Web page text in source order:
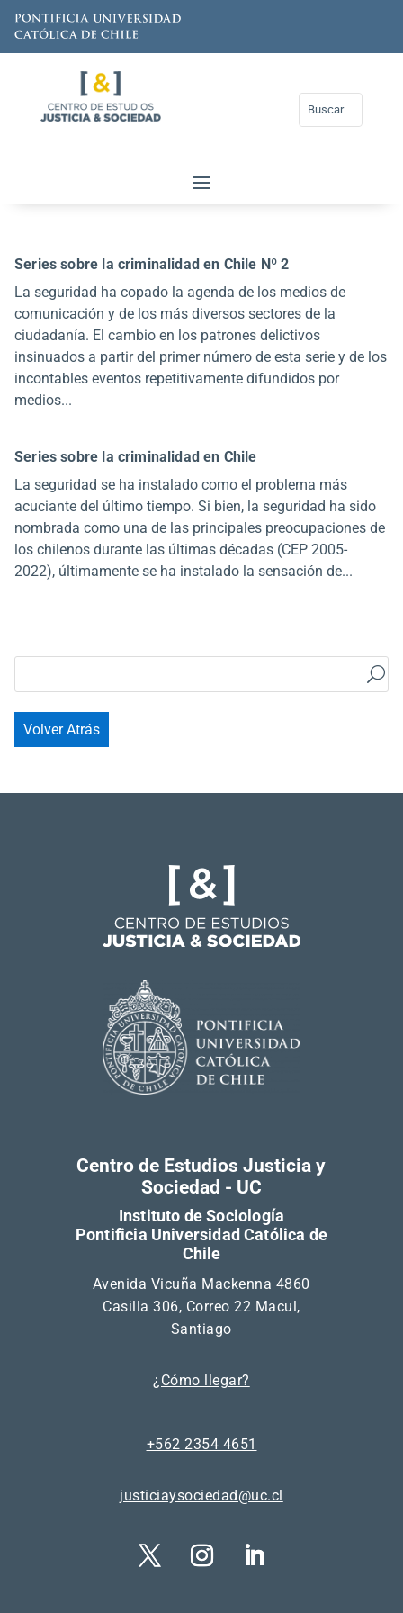
Series sobre la criminalidad en Chile Nº 2
La seguridad ha copado la agenda de los medios de
comunicación y de los más diversos sectores de la
ciudadanía. El cambio en los patrones delictivos
insinuados a partir del primer número de esta serie y de los
incontables eventos repetitivamente difundidos por
medios...
Series sobre la criminalidad en Chile
La seguridad se ha instalado como el problema más
acuciante del último tiempo. Si bien, la seguridad ha sido
nombrada como una de las principales preocupaciones de
los chilenos durante las últimas décadas (CEP 2005-
2022), últimamente se ha instalado la sensación de...
Volver Atrás
Centro de Estudios Justicia y
Sociedad - UC
Instituto de Sociología
Pontificia Universidad Católica de
Chile
Avenida Vicuña Mackenna 4860
Casilla 306, Correo 22 Macul,
Santiago
¿Cómo llegar?
+562 2354 4651
justiciaysociedad@uc.cl